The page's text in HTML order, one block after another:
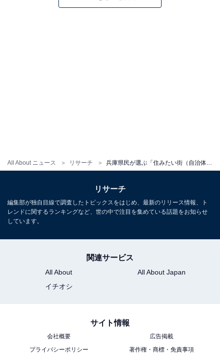
All About ニュース リサーチ
2
リサーチ
編集部が独自目線で調査したトピックスをはじめ、最新のリリース情報、ト
レンドに関するランキングなど、世の中で注目を集めている話題をお知らせ
しています。
関連サービス
All About
All About Japan
イチオシ
サイト情報
会社概要
広告掲載
プライバシーポリシー
著作権・商標・免責事項